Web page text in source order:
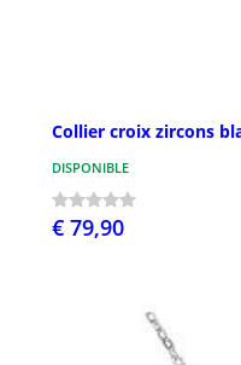
Collier croix zircons
DISPONIBLE
€ 79,90